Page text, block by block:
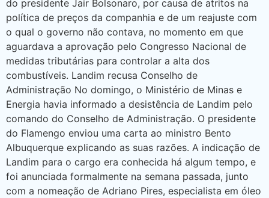
do presidente Jair Bolsonaro, por causa de atritos na
política de preços da companhia e de um reajuste com
o qual o governo não contava, no momento em que
aguardava a aprovação pelo Congresso Nacional de
medidas tributárias para controlar a alta dos
combustíveis. Landim recusa Conselho de
Administração No domingo, o Ministério de Minas e
Energia havia informado a desistência de Landim pelo
comando do Conselho de Administração. O presidente
do Flamengo enviou uma carta ao ministro Bento
Albuquerque explicando as suas razões. A indicação de
Landim para o cargo era conhecida há algum tempo, e
foi anunciada formalmente na semana passada, junto
com a nomeação de Adriano Pires, especialista em óleo